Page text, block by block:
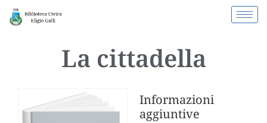
La cittadella
Informazioni
aggiuntive